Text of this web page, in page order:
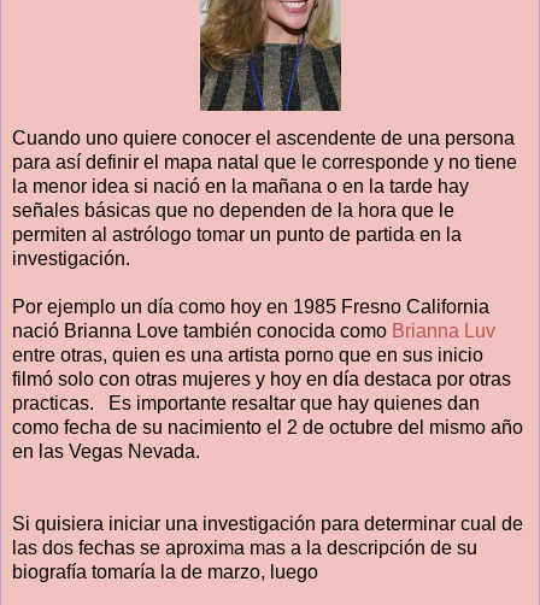
Cuando uno quiere conocer el ascendente de una persona
para así definir el mapa natal que le corresponde y no tiene
la menor idea si nació en la mañana o en la tarde hay
señales básicas que no dependen de la hora que le
permiten al astrólogo tomar un punto de partida en la
investigación.
Por ejemplo un día como hoy en 1985 Fresno California
nació Brianna Love también conocida como Brianna Luv
entre otras, quien es una artista porno que en sus inicio
filmó solo con otras mujeres y hoy en día destaca por otras
practicas. Es importante resaltar que hay quienes dan
como fecha de su nacimiento el 2 de octubre del mismo año
en las Vegas Nevada.
Si quisiera iniciar una investigación para determinar cual de
las dos fechas se aproxima mas a la descripción de su
biografía tomaría la de marzo, luego